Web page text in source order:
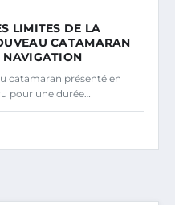
LIMITES DE LA
CATAMARAN
NAVIGATION
catamaran présenté en
pour une durée…